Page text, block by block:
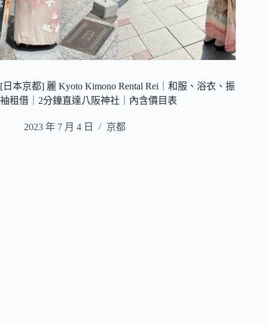
[日本京都] 麗 Kyoto Kimono Rental Rei｜和服、浴衣、振
袖租借｜2分鐘直達八阪神社｜內含價目表
2023 年 7 月 4 日 京都